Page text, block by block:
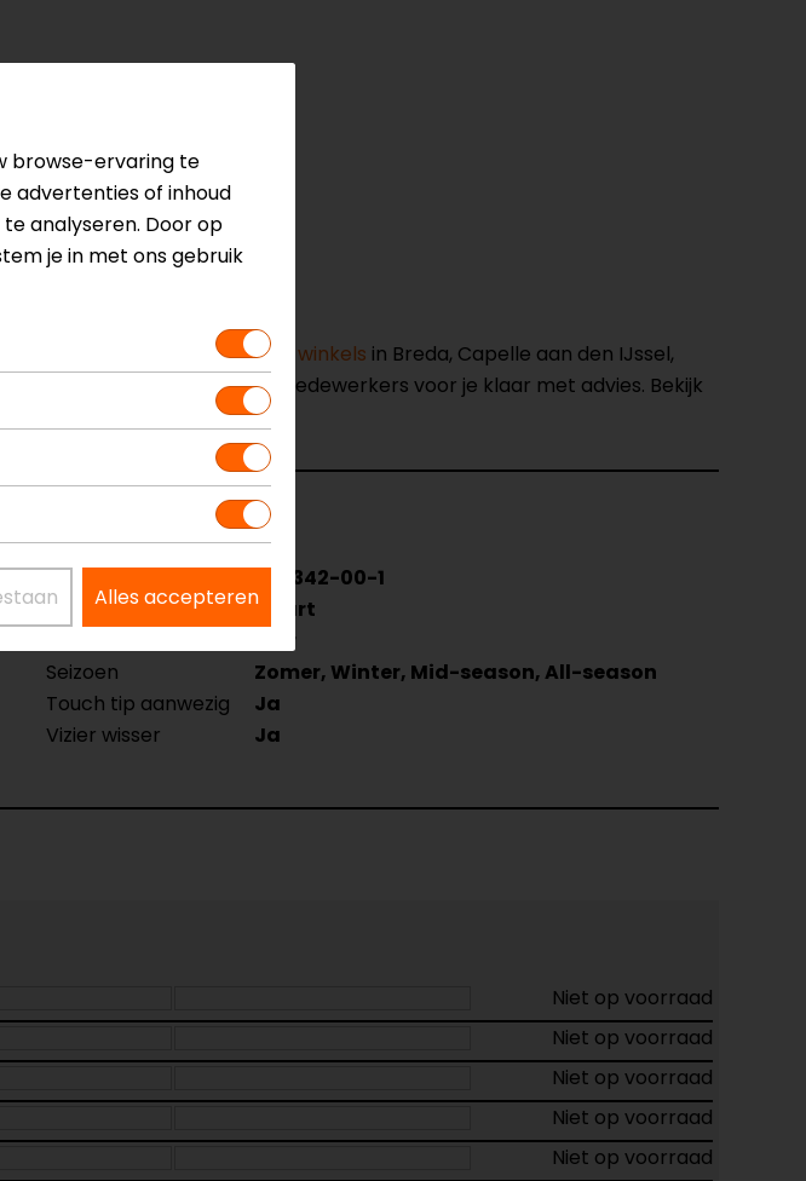
of kom langs in één vanonze winkels in Breda, Capelle aan den IJssel,
en staan onze verkoopmedewerkers voor je klaar met advies. Bekijk
Model
022342-00-1
Kleur
Zwart
Leer
Seizoen
Zomer, Winter, Mid-season, All-season
Touch tip aanwezig
Ja
Vizier wisser
Ja
Niet op voorraad
Niet op voorraad
Niet op voorraad
Niet op voorraad
Niet op voorraad
browse-ervaring te
advertenties of inhoud
analyseren. Door op
je in met ons gebruik
Alles accepteren